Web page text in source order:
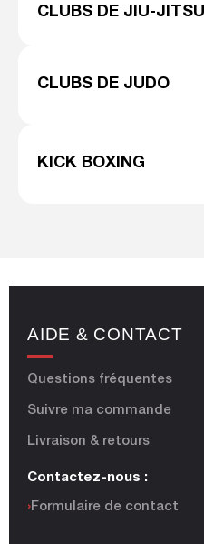
CLUBS DE JIU-
CLUBS DE JUDO
KICK BOXING
AIDE & CONTACT
Questions fréquentes
Suivre ma commande
Livraison & retours
Contactez-nous :
›Formulaire de contact